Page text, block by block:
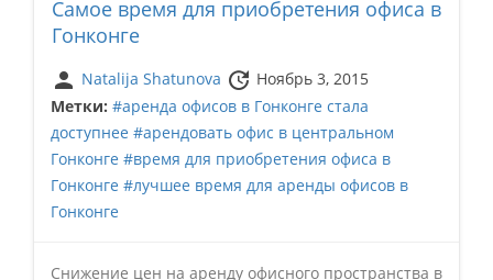
Самое время для приобретения офиса в
Гонконге
person Natalija Shatunova update Ноябрь 3, 2015
Метки: #аренда офисов в Гонконге стала
доступнее #арендовать офис в центральном
Гонконге #время для приобретения офиса в
Гонконге #лучшее время для аренды офисов в
Гонконге
Снижение цен на аренду офисного пространства в